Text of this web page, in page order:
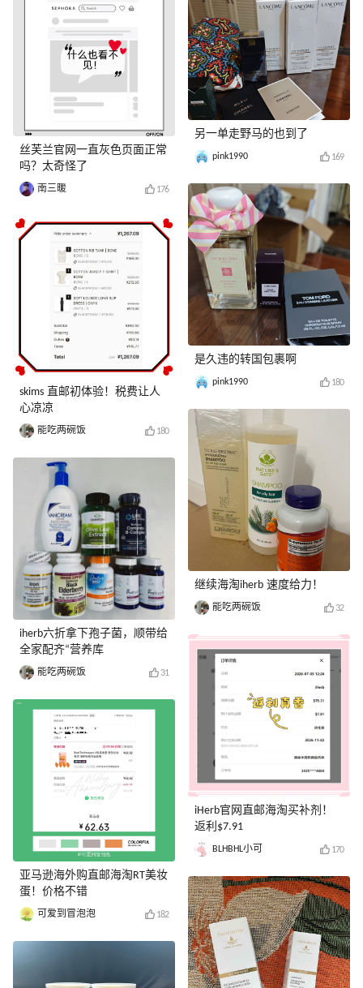
丝芙兰官网一直灰色页面正常
吗？太奇怪了
南三暖 176
skims 直邮初体验！税费让人
心凉凉
能吃两碗饭 180
iherb六折拿下孢子菌，顺带给
全家配齐“营养库
能吃两碗饭 31
亚马逊海外购直邮海淘RT美妆
蛋！价格不错
可爱到冒泡泡 182
另一单走野马的也到了
pink1990 169
是久违的转国包裹啊
pink1990 180
继续海淘iherb 速度给力！
能吃两碗饭 32
iHerb官网直邮海淘买补剂！
返利$7.91
BLHBHL小可 170